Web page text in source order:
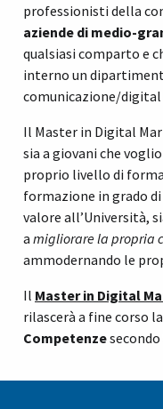
professionisti della
aziende di medio-
qualsiasi comparto e
interno un
comunicazione/
Il Master in Digital
sia a giovani che
proprio livello di
formazione in grado
valore all’Università,
a migliorare la propria
ammodernando le
Il Master in Digital
rilascerà a fine corso la
Competenze